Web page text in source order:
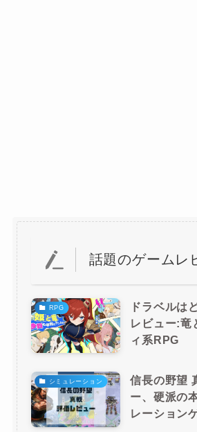
話題のゲームレ
RPG
ドラベルは
レビュー:竜
ィ系RPG
シミュレーション
信長の野望
ー、硬派の
レーション